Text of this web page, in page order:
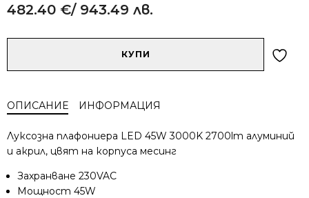
482.40 €/ 943.49 лв.
за
Breeze
Maytoni
L45BS3K
КУПИ
ОПИСАНИЕ ИНФОРМАЦИЯ
Луксозна плафониера LED 45W 3000K 2700lm алуминий
и акрил, цвят на корпуса месинг
Захранване 230VAC
Мощност 45W